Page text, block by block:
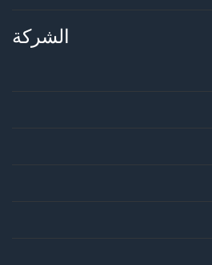
الشركة